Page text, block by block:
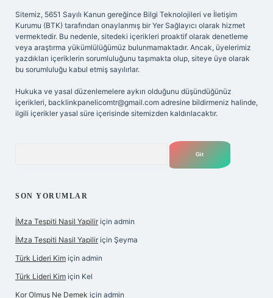
Sitemiz, 5651 Sayılı Kanun gereğince Bilgi Teknolojileri ve İletişim
Kurumu (BTK) tarafından onaylanmış bir Yer Sağlayıcı olarak hizmet
vermektedir. Bu nedenle, sitedeki içerikleri proaktif olarak denetleme
veya araştırma yükümlülüğümüz bulunmamaktadır. Ancak, üyelerimiz
yazdıkları içeriklerin sorumluluğunu taşımakta olup, siteye üye olarak
bu sorumluluğu kabul etmiş sayılırlar.
Hukuka ve yasal düzenlemelere aykırı olduğunu düşündüğünüz
içerikleri, backlinkpanelicomtr@gmail.com adresine bildirmeniz halinde,
ilgili içerikler yasal süre içerisinde sitemizden kaldırılacaktır.
SON YORUMLAR
İMza Tespiti Nasil Yapilir için admin
İMza Tespiti Nasil Yapilir için Şeyma
Türk Lideri Kim için admin
Türk Lideri Kim için Kel
Kor Olmuş Ne Demek için admin